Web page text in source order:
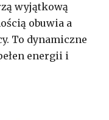
wyjątkową
obuwia a
To dynamiczne
energii i